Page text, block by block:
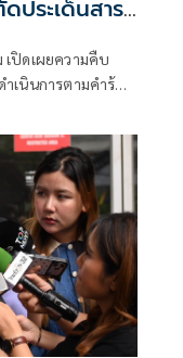
ประเด็นสาร
ปิดเผยความคืบ
เนินการตามคำร้อง
โดยทีมผู้
ะรังสีวิทยา ได้